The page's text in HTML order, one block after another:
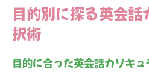
目的別に探る英会
択術
目的に合った英会話カリキ